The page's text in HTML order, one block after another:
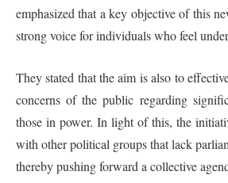
emphasized that a key objective of this
strong voice for individuals who feel
They stated that the aim is also to
concerns of the public regarding
those in power. In light of this, the
with other political groups that lack
thereby pushing forward a collective